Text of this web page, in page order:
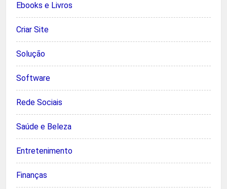
Ebooks e Livros
Criar Site
Solução
Software
Rede Sociais
Saúde e Beleza
Entretenimento
Finanças